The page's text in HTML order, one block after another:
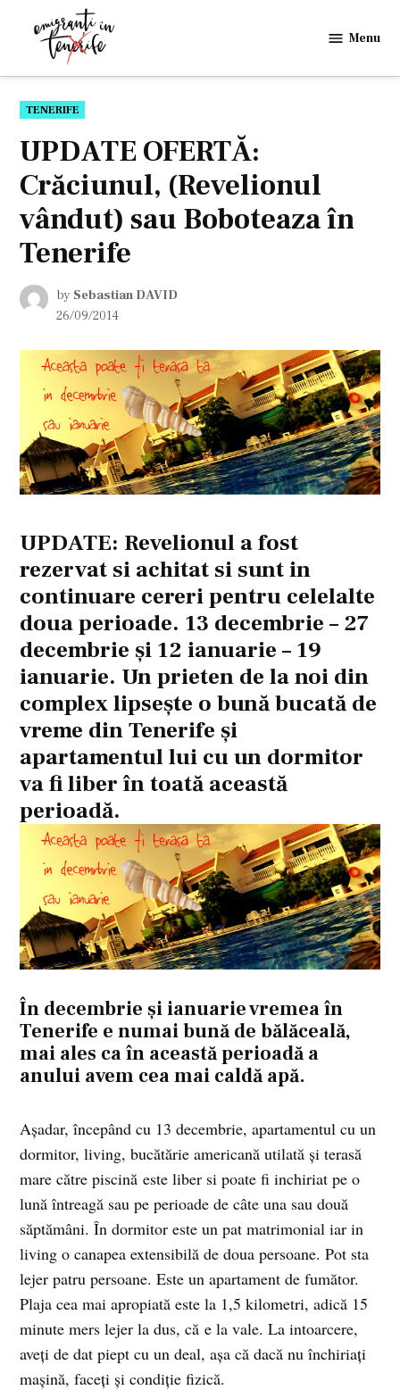
in
Menu
POSTED
IN
TENERIFE
UPDATE OFERTĂ:
Crăciunul, (Revelionul
vândut) sau Boboteaza în
Tenerife
by Sebastian DAVID
26/09/2014
UPDATE: Revelionul a fost
rezervat si achitat si sunt in
continuare cereri pentru celelalte
doua perioade. 13 decembrie – 27
decembrie și 12 ianuarie – 19
ianuarie. Un prieten de la noi din
complex lipsește o bună bucată de
vreme din Tenerife și
apartamentul lui cu un dormitor
va fi liber în toată această
perioadă.
În decembrie și ianuarie vremea în
Tenerife e numai bună de bălăceală,
mai ales ca în această perioadă a
anului avem cea mai caldă apă.
Așadar, începând cu 13 decembrie, apartamentul cu un
dormitor, living, bucătărie americană utilată și terasă
mare către piscină este liber si poate fi inchiriat pe o
lună întreagă sau pe perioade de câte una sau două
săptămâni. În dormitor este un pat matrimonial iar in
living o canapea extensibilă de doua persoane. Pot sta
lejer patru persoane. Este un apartament de fumător.
Plaja cea mai apropiată este la 1,5 kilometri, adică 15
minute mers lejer la dus, că e la vale. La intoarcere,
aveți de dat piept cu un deal, așa că dacă nu închiriați
mașină, faceți și condiție fizică.